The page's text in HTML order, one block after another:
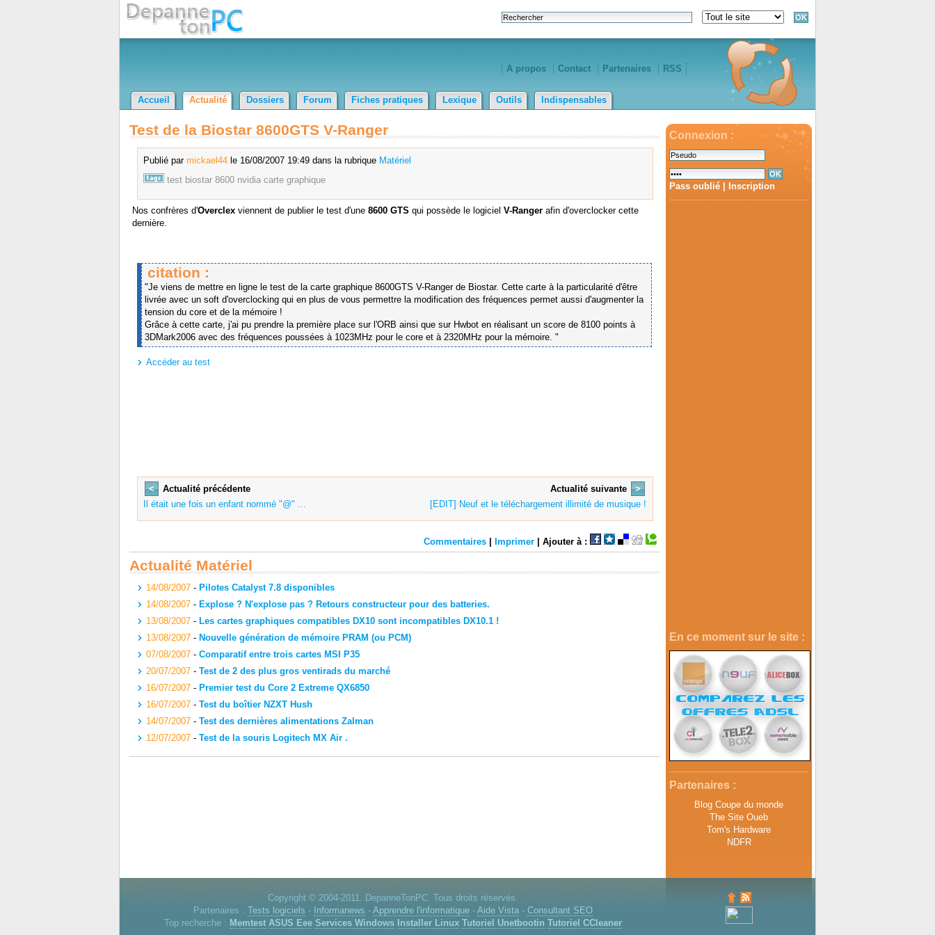
A propos Contact Partenaires RSS
Accueil Actualité Dossiers Forum Fiches pratiques Lexique Outils Indispensables
Connexion :
Pass oublié Inscription
En ce moment sur le site :
Partenaires :
Blog Coupe du monde
The Site Oueb
Tom's Hardware
NDFR
Test de la Biostar 8600GTS V-Ranger
Publié par mickael44le 16/08/2007 19:49 dans la rubrique Matériel
test biostar 8600 nvidia carte graphique
Nos confrères d'Overclex viennent de publier le test d'une 8600 GTS qui possède le logiciel V-Rangerafin d'overclocker cette
dernière.
citation :
"Je viens de mettre en ligne le test de la carte graphique 8600GTS V-Ranger de Biostar. Cette carte à la particularité d'être
livrée avec un soft d'overclocking qui en plus de vous permettre la modification des fréquences permet aussi d'augmenter la
tension du core et de la mémoire !
Grâce à cette carte, j'ai pu prendre la première place sur l'ORB ainsi que sur Hwbot en réalisant un score de 8100 points à
3DMark2006 avec des fréquences poussées à 1023MHz pour le core et à 2320MHz pour la mémoire. "
Accéder au test
<
Actualité précédente
Il était une fois un enfant nommé "@" ...
Actualité suivante
>
[EDIT] Neuf et le téléchargement illimité de musique !
Commentaires |Imprimer | Ajouter à :
Actualité Matériel
14/08/2007- Pilotes Catalyst 7.8 disponibles
14/08/2007- Explose ? N'explose pas ? Retours constructeur pour des batteries.
13/08/2007- Les cartes graphiques compatibles DX10 sont incompatibles DX10.1 !
13/08/2007- Nouvelle génération de mémoire PRAM (ou PCM)
07/08/2007- Comparatif entre trois cartes MSI P35
20/07/2007- Test de 2 des plus gros ventirads du marché
16/07/2007- Premier test du Core 2 Extreme QX6850
16/07/2007- Test du boîtier NZXT Hush
14/07/2007- Test des dernières alimentations Zalman
12/07/2007- Test de la souris Logitech MX Air .
Copyright © 2004-2011. DepanneTonPC. Tous droits réservés.
Partenaires : Tests logiciels - Informanews - Apprendre l'informatique- Aide Vista- Consultant SEO
Top recherche : Memtest ASUS Eee Services Windows Installer Linux Tutoriel Unetbootin Tutoriel CCleaner